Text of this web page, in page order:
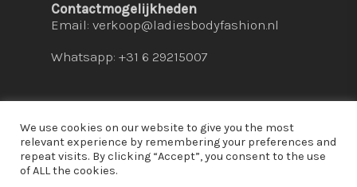
Contactmogelijkheden
Email: verkoop@ladiesbodyfashion.nl
Whatsapp: +31 6 29215007
© 2026 Ladies Bodyfashion. hosted by:
We use cookies on our website to give you the most
relevant experience by remembering your preferences and
repeat visits. By clicking “Accept”, you consent to the use
of ALL the cookies.